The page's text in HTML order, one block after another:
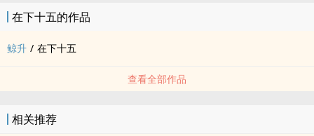
在下十五的作品
鲸升 / 在下十五
查看全部作品
相关推荐